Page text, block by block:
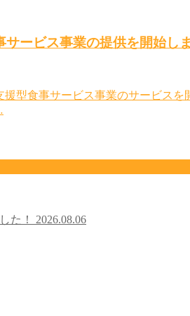
ービス事業の提供を開始しま
型食事サービス事業のサービス
た！ 2026.08.06